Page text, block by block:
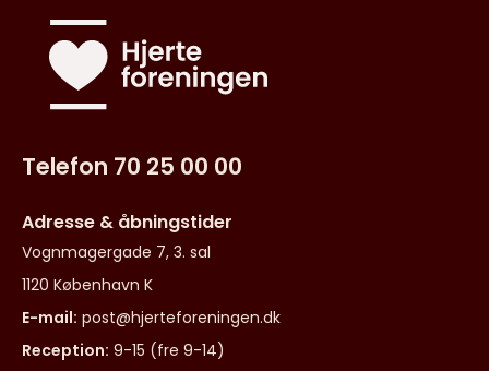
Telefon 70 25 00 00
Adresse & åbningstider
Vognmagergade 7, 3. sal
1120 København K
E-mail: post@hjerteforeningen.dk
Reception: 9-15 (fre 9-14)